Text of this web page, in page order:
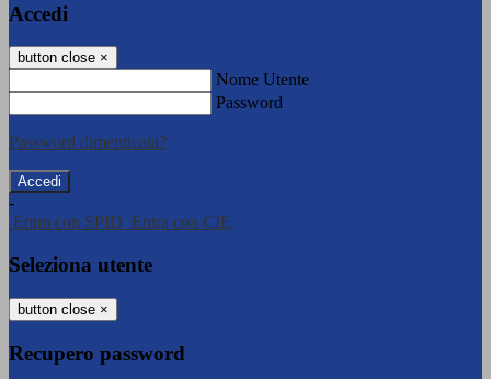
Accedi
button close ×
Nome Utente
Password
Password dimenticata?
-
Entra con SPID Entra con CIE
Seleziona utente
button close ×
Recupero password